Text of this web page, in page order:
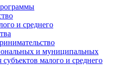
и среднего
и муниципальных
малого и среднего